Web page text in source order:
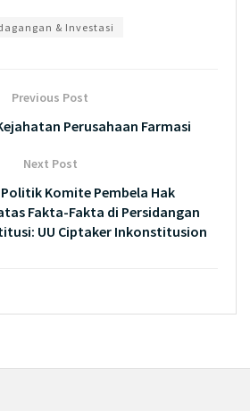
& Investasi
Previous Post
Perusahaan Farmasi
Next Post
Komite Pembela Hak
Fakta-Fakta di Persidangan
UU Ciptaker Inkonstitusion